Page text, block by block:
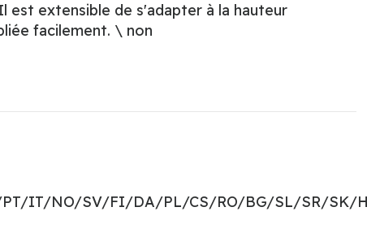
est extensible de s'adapter à la hauteur
facilement. \ non
IT/NO/SV/FI/DA/PL/CS/RO/BG/SL/SR/SK/